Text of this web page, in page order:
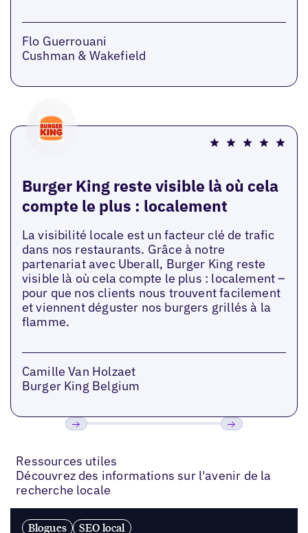
Flo Guerrouani
Cushman & Wakefield
Burger King reste visible là où cela
compte le plus : localement
La visibilité locale est un facteur clé de trafic
dans nos restaurants. Grâce à notre
partenariat avec Uberall, Burger King reste
visible là où cela compte le plus : localement –
pour que nos clients nous trouvent facilement
et viennent déguster nos burgers grillés à la
flamme.
Camille Van Holzaet
Burger King Belgium
Ressources utiles
Découvrez des informations sur l'avenir de la
recherche locale
Blogues SEO local